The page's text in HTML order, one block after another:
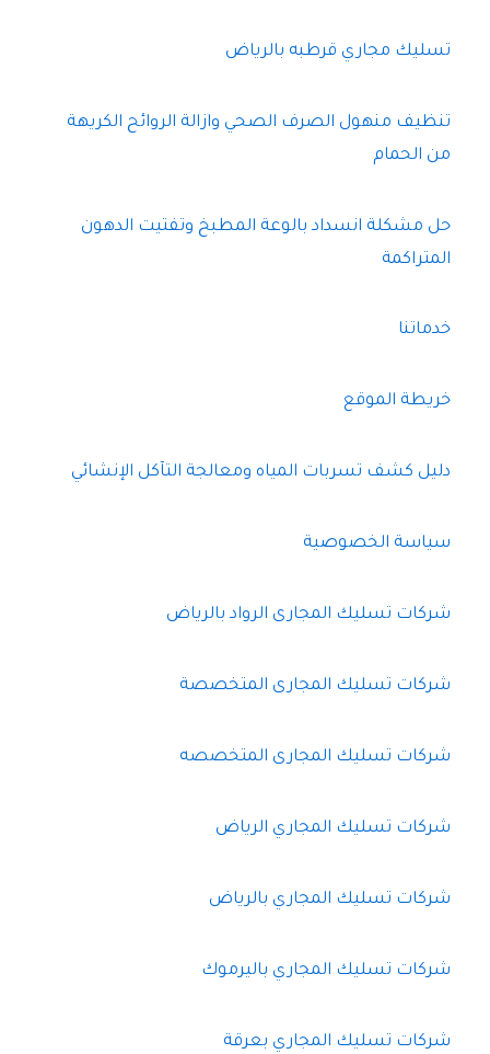
تسليك مجاري قرطبه بالرياض
تنظيف منهول الصرف الصحي وازالة الروائح الكريهة
من الحمام
حل مشكلة انسداد بالوعة المطبخ وتفتيت الدهون
المتراكمة
خدماتنا
خريطة الموقع
دليل كشف تسربات المياه ومعالجة التآكل الإنشائي
سياسة الخصوصية
شركات تسليك المجارى الرواد بالرياض
شركات تسليك المجارى المتخصصة
شركات تسليك المجارى المتخصصه
شركات تسليك المجاري الرياض
شركات تسليك المجاري بالرياض
شركات تسليك المجاري باليرموك
شركات تسليك المجاري بعرقة